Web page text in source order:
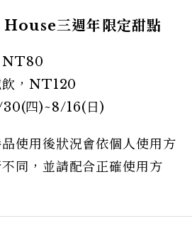
三週年限定甜點
NT80
飲，NT120
四)~8/16(日)
使用後狀況會依個人使用方
同，並請配合正確使用方